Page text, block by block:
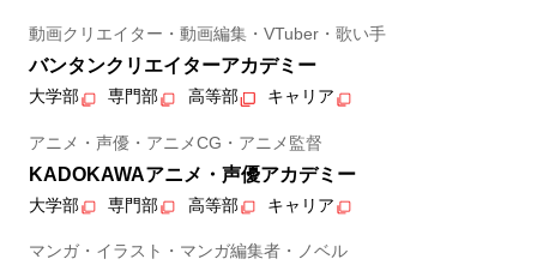
動画クリエイター・動画編集・VTuber・歌い手
バンタンクリエイターアカデミー
大学部 専門部 高等部 キャリア
アニメ・声優・アニメCG・アニメ監督
KADOKAWAアニメ・声優アカデミー
大学部 専門部 高等部 キャリア
マンガ・イラスト・マンガ編集者・ノベル